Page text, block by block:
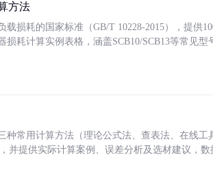
方法
损耗的国家标准（GB/T 10228-2015），提供
耗计算实例表格，涵盖SCB10/SCB13等常见
种常用计算方法（理论公式法、查表法、在线工
并提供实际计算案例、误差分析及选材建议，